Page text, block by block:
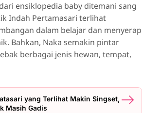
ensiklopedia baby ditemani sang
Indah Pertamasari terlihat
dalam belajar dan menyerap
Bahkan, Naka semakin pintar
berbagai jenis hewan, tempat,
yang Terlihat Makin Singset,
Masih Gadis